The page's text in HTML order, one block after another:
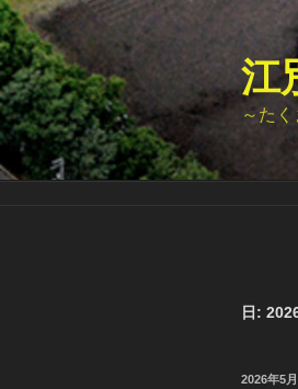
コ
ン
テ
ン
ツ
へ
ス
江
～た
日:
投
2026年5